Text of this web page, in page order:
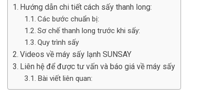
Hướng dẫn chi tiết cách sấy thanh long:
Các bước chuẩn bị:
Sơ chế thanh long trước khi sấy:
Quy trình sấy
Videos về máy sấy lạnh SUNSAY
Liên hệ để được tư vấn và báo giá về máy sấy
Bài viết liên quan: